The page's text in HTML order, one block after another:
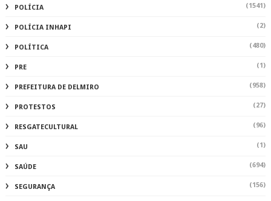
POLÍCIA (1541)
POLÍCIA INHAPI (2)
POLÍTICA (480)
PRE (1)
PREFEITURA DE DELMIRO (958)
PROTESTOS (27)
RESGATECULTURAL (96)
SAU (1)
SAÚDE (694)
SEGURANÇA (156)